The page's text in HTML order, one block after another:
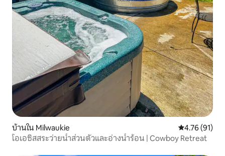
บ้านใน Milwaukie คะแนนเฉลี่ย
4.76 (91)
โอเอซิสสระว่ายน้ำส่วนตัวและอ่างน้ำร้อน | Cowboy Retreat